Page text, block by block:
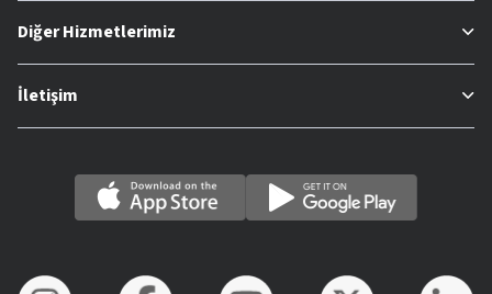
Diğer Hizmetlerimiz
İletişim